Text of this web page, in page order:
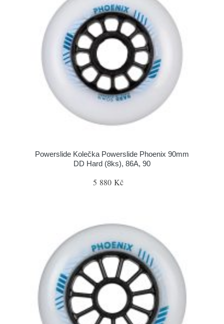
Powerslide Kolečka Powerslide Phoenix 90mm
DD Hard (8ks), 86A, 90
5 880 Kč